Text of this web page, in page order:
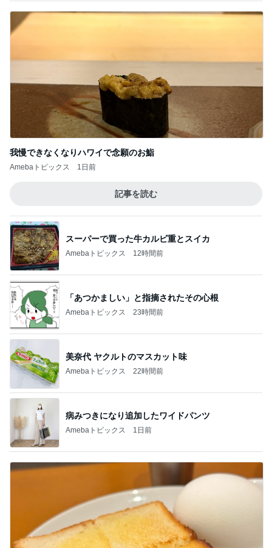
我慢できなくなりハワイで念願のお鮨
Amebaトピックス 1日前
記事を読む
スーパーで買った牛カルビ重とスイカ
Amebaトピックス 12時間前
「あつかましい」と指摘されたその心根
Amebaトピックス 23時間前
美奈代 ヤクルトのマスカット味
Amebaトピックス 22時間前
病みつきになり追加したワイドパンツ
Amebaトピックス 1日前